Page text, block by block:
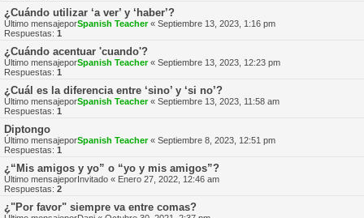
¿Cuándo utilizar ‘a ver’ y ‘haber’?
Último mensajeporSpanish Teacher« Septiembre 13, 2023, 1:16 pm
Respuestas: 1
¿Cuándo acentuar 'cuando'?
Último mensajeporSpanish Teacher« Septiembre 13, 2023, 12:23 pm
Respuestas: 1
¿Cuál es la diferencia entre ‘sino’ y ‘si no’?
Último mensajeporSpanish Teacher« Septiembre 13, 2023, 11:58 am
Respuestas: 1
Diptongo
Último mensajeporSpanish Teacher« Septiembre 8, 2023, 12:51 pm
Respuestas: 1
¿“Mis amigos y yo” o “yo y mis amigos”?
Último mensajeporInvitado « Enero 27, 2022, 12:46 am
Respuestas: 2
¿"Por favor" siempre va entre comas?